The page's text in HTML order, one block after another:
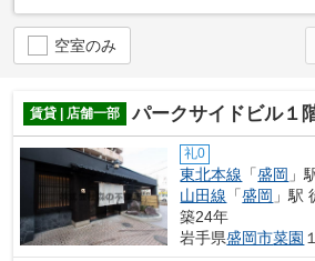
空室のみ
賃貸 | 店舗一部 パークサイドビル１
礼0
東北本線 「盛岡 」
山田線 「盛岡 」駅
築24年
岩手県盛岡市菜園